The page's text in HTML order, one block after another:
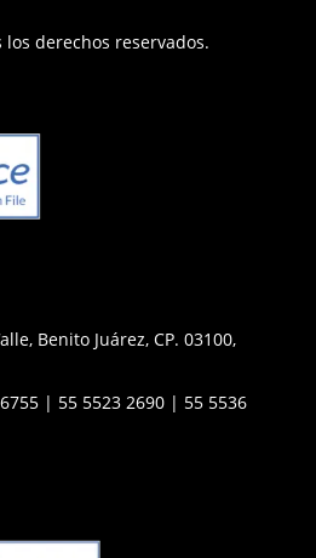
los derechos reservados.
Benito Juárez, CP. 03100,
| 55 5523 2690 | 55 5536